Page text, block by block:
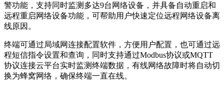
警功能，支持同时监测多达9台网络设备，并具备自动重启和
远程重启网络设备功能，可帮助用户快速定位远程网络设备离
线原因。
终端可通过局域网连接配置软件，方便用户配置，也可通过远
程短信指令设置和查询，同时支持通过Modbus协议或MQTT
协议连接云平台实时监测终端数据，有线网络故障时将自动切
换为蜂窝网络，确保终端一直在线。